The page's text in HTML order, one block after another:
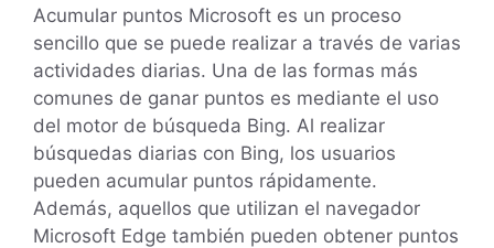
Acumular puntos Microsoft es un proceso
sencillo que se puede realizar a través de varias
actividades diarias. Una de las formas más
comunes de ganar puntos es mediante el uso
del motor de búsqueda Bing. Al realizar
búsquedas diarias con Bing, los usuarios
pueden acumular puntos rápidamente.
Además, aquellos que utilizan el navegador
Microsoft Edge también pueden obtener puntos